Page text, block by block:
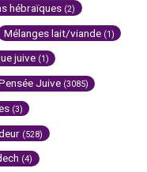
hébraïques (2)
Mélanges lait/viande (1)
juive (1)
Juive (3085)
(3)
(528)
(4)